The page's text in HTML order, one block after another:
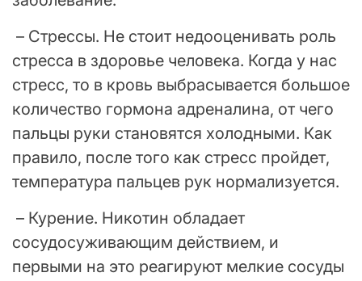
– Стрессы. Не стоит недооценивать роль
стресса в здоровье человека. Когда у нас
стресс, то в кровь выбрасывается большое
количество гормона адреналина, от чего
пальцы руки становятся холодными. Как
правило, после того как стресс пройдет,
температура пальцев рук нормализуется.
– Курение. Никотин обладает
сосудосуживающим действием, и
первыми на это реагируют мелкие сосуды